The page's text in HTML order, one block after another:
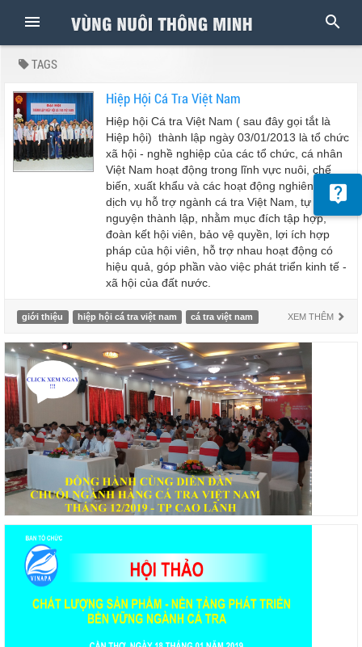
TAGS
Hiệp Hội Cá Tra Việt Nam
Hiệp hội Cá tra Việt Nam ( sau đây gọi tắt là
Hiệp hội) thành lập ngày 03/01/2013 là tổ chức
xã hội - nghề nghiệp của các tổ chức, cá nhân
Việt Nam hoạt động trong lĩnh vực nuôi, chế
biến, xuất khẩu và các hoạt động nghiên cứu,
dịch vụ hỗ trợ ngành cá tra Việt Nam, tự
nguyện thành lập, nhằm mục đích tập hợp,
đoàn kết hội viên, bảo vệ quyền, lợi ích hợp
pháp của hội viên, hỗ trợ nhau hoạt động có
hiệu quả, góp phần vào việc phát triển kinh tế -
xã hội của đất nước.
giới thiệu hiệp hội cá tra việt nam cá tra việt nam XEM THÊM